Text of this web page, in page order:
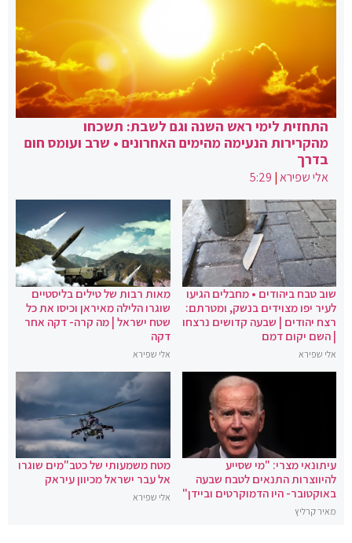
התחזית לימי ראש השנה וגם לשבת: תשכחו
מהקרירות הנעימה מהימים האחרונים • שרב ועומס חום
בדרך
אלי שפירא|
5:29
שוב טבח ביהודים • מחבלים הגיעו
לעיר יפו מצוידים בנשק, ומטרתם:
רצח יהודים | שבעה קדושים נרצחו
| השם יקום דמם
אלי שפירא
מאות רבות של טילים בליסטיים
שוגרו הלילה מאיראן וכיסו את כל
שטח ישראל | מה קרה- דקה אחר
דקה
אלי שפירא
עיתונאי מצרי: "מי שסייע
להיווצרות התנאים לטבח שבעה
באוקטובר- היו הדמוקרטים וביידן"
מאיר קרליץ
מטח משמעותי של כטב"מים שוגרו
אל עבר ישראל מכיוון עיראק
אלי שפירא